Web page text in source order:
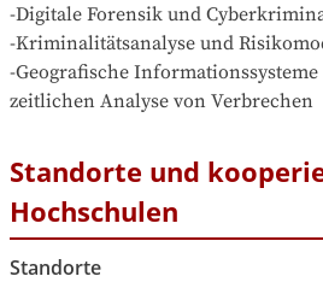
-Digitale Forensik und
-Kriminalitätsanalyse und
-Geografische
zeitlichen Analyse von Verbrechen
Standorte und
Hochschulen
Standorte